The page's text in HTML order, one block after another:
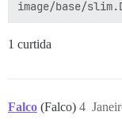
1 curtida
Falco (Falco) 4